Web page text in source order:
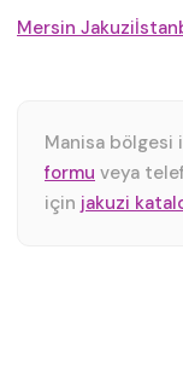
Mersin Jakuzi
Manisa
formu veya
için jakuzi